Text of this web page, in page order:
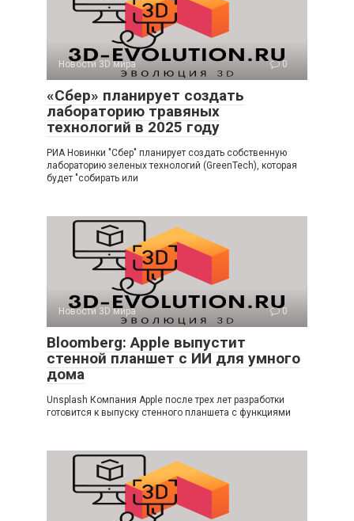
Новости 3D мира 0
«Сбер» планирует создать
лабораторию травяных
технологий в 2025 году
РИА Новинки "Сбер" планирует создать собственную
лабораторию зеленых технологий (GreenTech), которая
будет "собирать или
Новости 3D мира 0
Bloomberg: Apple выпустит
стенной планшет с ИИ для умного
дома
Unsplash Компания Apple после трех лет разработки
готовится к выпуску стенного планшета с функциями